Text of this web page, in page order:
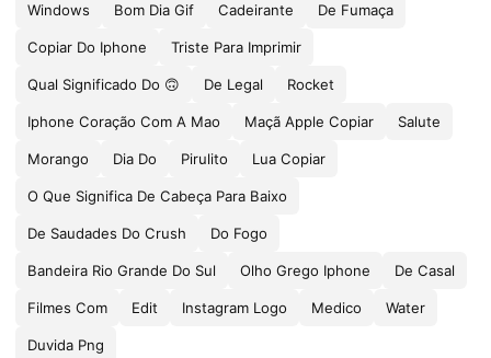
Windows Bom Dia Gif Cadeirante De Fumaça
Copiar Do Iphone Triste Para Imprimir
Qual Significado Do 🙃 De Legal Rocket
Iphone Coração Com A Mao Maçã Apple Copiar Salute
Morango Dia Do Pirulito Lua Copiar
O Que Significa De Cabeça Para Baixo
De Saudades Do Crush Do Fogo
Bandeira Rio Grande Do Sul Olho Grego Iphone De Casal
Filmes Com Edit Instagram Logo Medico Water
Duvida Png